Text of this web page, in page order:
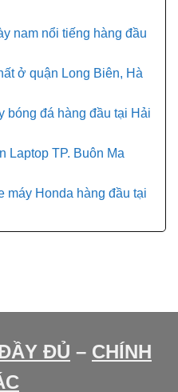
nam nổi tiếng hàng đầu
ở quận Long Biên, Hà
bóng đá hàng đầu tại Hải
Laptop TP. Buôn Ma
máy Honda hàng đầu tại
ĐỦ – CHÍNH